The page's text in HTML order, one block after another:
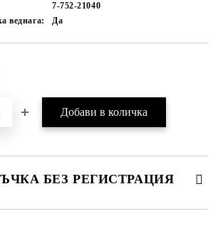
7-752-21040
веднага:
Да
БЕЗ РЕГИСТРАЦИЯ